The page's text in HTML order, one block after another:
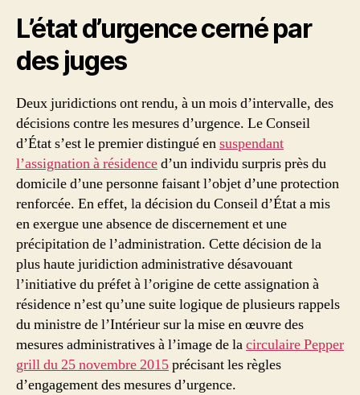
L’état d’urgence cerné par
des juges
Deux juridictions ont rendu, à un mois d’intervalle, des
décisions contre les mesures d’urgence. Le Conseil
d’État s’est le premier distingué ensuspendant
l’assignation à résidenced’un individu surpris près du
domicile d’une personne faisant l’objet d’une protection
renforcée. En effet, la décision du Conseil d’État a mis
en exergue une absence de discernement et une
précipitation de l’administration. Cette décision de la
plus haute juridiction administrative désavouant
l’initiative du préfet à l’origine de cette assignation à
résidence n’est qu’une suite logique de plusieurs rappels
du ministre de l’Intérieur sur la mise en œuvre des
mesures administratives à l’image de lacirculaire Pepper
grill du 25 novembre 2015précisant les règles
d’engagement des mesures d’urgence.